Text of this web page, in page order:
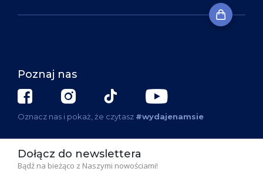
Poznaj nas
Oznacz nas i pokaż, że czytasz #wydajenamsie
Dołącz do newslettera
Bądź na bieżąco z Naszymi nowościami!